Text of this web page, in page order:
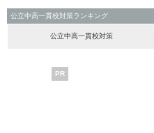
公立中高一貫校対策ランキング
公立中高一貫校対策
PR